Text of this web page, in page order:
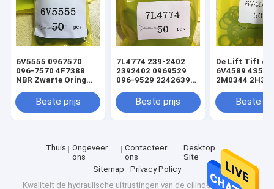
6V5555 0967570
096-7570 4F7388
NBR Zwarte Oring
cilinderladerafdichtingsset
Beste prijs
7L4774 239-2402
2392402 0969529
096-9529 2242639
Zwarte Oring
hydraulische
Beste prijs
De Lift Tift die
6V4589
2M0344
de
Beste
Thuis
Ongeveer
ons
Contacteer
ons
Desktop
Site
Sitemap
Privacy Policy
Kwaliteit de hydraulische uitrustingen van de cilinderverbinding